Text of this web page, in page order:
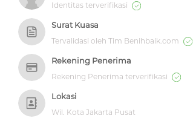
Identitas terverifikasi
Surat Kuasa
Tervalidasi oleh Tim Benihbaik.com
Rekening Penerima
Rekening Penerima terverifikasi
Lokasi
Wil. Kota Jakarta Pusat